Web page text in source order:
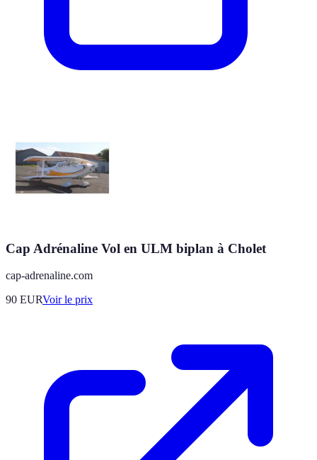
Cap Adrénaline Vol en ULM biplan à Cholet
cap-adrenaline.com
90 EURVoir le prix